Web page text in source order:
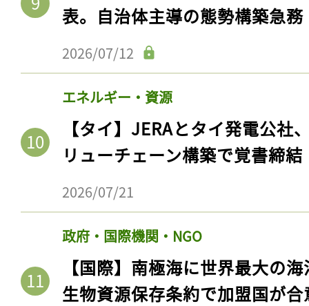
表。自治体主導の態勢構築急務
2026/07/12
エネルギー・資源
【タイ】JERAとタイ発電公社
リューチェーン構築で覚書締結
2026/07/21
政府・国際機関・NGO
【国際】南極海に世界最大の
生物資源保存条約で加盟国が合